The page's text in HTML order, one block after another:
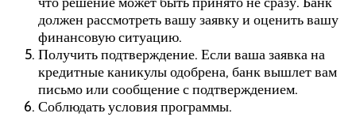
должен рассмотреть вашу заявку и оценить вашу
финансовую ситуацию.
Получить подтверждение. Если ваша заявка на
кредитные каникулы одобрена, банк вышлет вам
письмо или сообщение с подтверждением.
Соблюдать условия программы.